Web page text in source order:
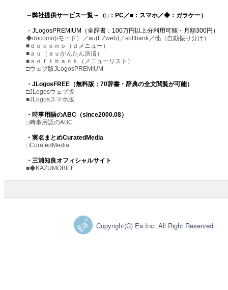
～弊社提供サービス一覧～（□：PC／■：スマホ／◆：ガラケー）
・JLogosPREMIUM（全辞書：100万円以上分利用可能・月額300円）
◆docomo(iモード）／au(EZweb)／softbank／他（自動振り分け）
■ｄｏｃｏｍｏ（ｄメニュー）
■ａｕ（ａｕかんたん決済）
■ｓｏｆｔｂａｎｋ（メニューリスト）
□ウェブ版JLogosPREMIUM
・JLogosFREE（無料版：70辞書・辞典の全文閲覧が可能）
□JLogosウェブ版
■JLogosスマホ版
・時事用語のABC（since2000.08）
□時事用語のABC
・実名まとめCuratedMedia
□CuratedMedia
・三浦知良オフィシャルサイト
■◆KAZUMOBILE
Copyright(C) Ea.Inc. All Right Reserved.